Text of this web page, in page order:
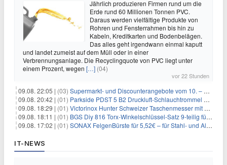
Jährlich produzieren Firmen rund um die
Erde rund 60 Millionen Tonnen PVC.
Daraus werden vielfältige Produkte von
Rohren und Fensterrahmen bis hin zu
Kabeln, Kreditkarten und Bodenbelägen.
Das alles geht irgendwann einmal kaputt
und landet zumeist auf dem Müll oder in einer
Verbrennungsanlage. Die Recyclingquote von PVC liegt unter
einem Prozent, wegen […] (04)
vor 22 Stunden
09.08. 22:05 | (03) Supermarkt- und Discounterangebote vom 10. – 15.08.2026
09.08. 20:42 | (01) Parkside PDST 5 B2 Druckluft-Schlauchtrommel mit 10 m Schlauch für 25,94€
09.08. 18:29 | (01) Victorinox Hunter Schweizer Taschenmesser mit 12 Funktionen für 43,99€
09.08. 18:11 | (01) BGS Diy 816 Torx-Winkelschlüssel-Satz 9-teilig für 6,45€
09.08. 17:02 | (01) SONAX FelgenBürste für 5,52€ – für Stahl- und Alufelgen
IT-NEWS